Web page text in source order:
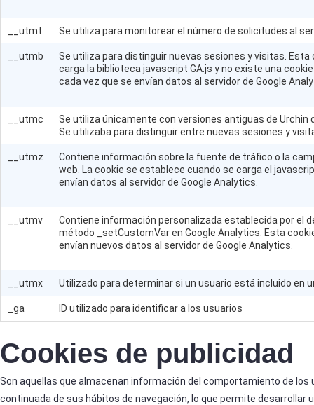
__utmt Se utiliza para monitorear el número de solicitudes al
__utmb
Se utiliza para distinguir nuevas sesiones y visitas.
carga la biblioteca javascript GA.js y no existe una
cada vez que se envían datos al servidor de Google
__utmc
Se utiliza únicamente con versiones antiguas de Urchin
Se utilizaba para distinguir entre nuevas sesiones y
__utmz
Contiene información sobre la fuente de tráfico o la
web. La cookie se establece cuando se carga el
envían datos al servidor de Google Analytics.
__utmv
Contiene información personalizada establecida por el
método _setCustomVar en Google Analytics. Esta
envían nuevos datos al servidor de Google Analytics.
__utmx Utilizado para determinar si un usuario está incluido en
_ga ID utilizado para identificar a los usuarios
Cookies de publicidad
Son aquellas que almacenan información del comportamiento de
continuada de sus hábitos de navegación, lo que permite